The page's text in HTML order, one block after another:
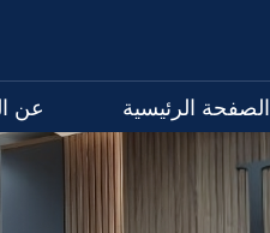
الصفحة الرئيسية عن